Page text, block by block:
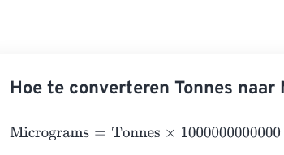
Hoe te converteren Tonnes naar
Micrograms=Tonnes×1000000000000